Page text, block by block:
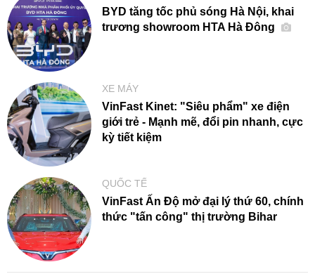
BYD tăng tốc phủ sóng Hà Nội, khai
trương showroom HTA Hà Đông
XE MÁY
VinFast Kinet: "Siêu phẩm" xe điện
giới trẻ - Mạnh mẽ, đổi pin nhanh, cực
kỳ tiết kiệm
QUỐC TẾ
VinFast Ấn Độ mở đại lý thứ 60, chính
thức "tấn công" thị trường Bihar